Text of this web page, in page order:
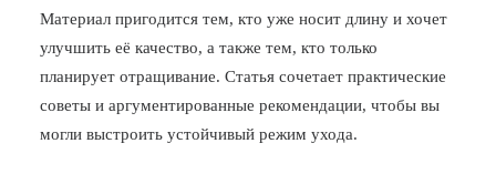
Материал пригодится тем, кто уже носит длину и хочет
улучшить её качество, а также тем, кто только
планирует отращивание. Статья сочетает практические
советы и аргументированные рекомендации, чтобы вы
могли выстроить устойчивый режим ухода.